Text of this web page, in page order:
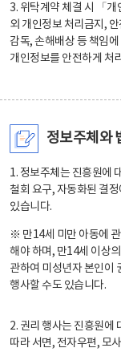
3. 위탁계약 체결 시 「
외 개인정보 처리금지,
감독, 손해배상 등 책임
개인정보를 안전하게 처
정보주체와
1. 정보주체는 진흥원에
철회 요구, 자동화된 결
있습니다.
※ 만14세 미만 아동에
해야 하며, 만14세 이상
관하여 미성년자 본인이
행사할 수도 있습니다.
2. 권리 행사는 진흥원에
따라 서면, 전자우편, 모